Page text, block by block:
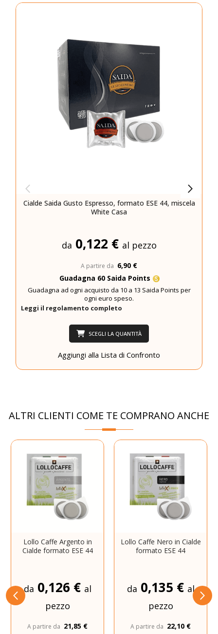
Cialde Saida Gusto Espresso, formato ESE 44, miscela
White Casa
da 0,122 € al pezzo
A partire da 6,90 €
Guadagna 60 Saida Points
Guadagna ad ogni acquisto da 10 a 13 Saida Points per
ogni euro speso.
Leggi il regolamento completo
SCEGLI LA QUANTITÀ
Aggiungi alla Lista di Confronto
ALTRI CLIENTI COME TE COMPRANO ANCHE
Lollo Caffe Argento in
Cialde formato ESE 44
da 0,126 € al
pezzo
A partire da 21,85 €
Lollo Caffe Nero in Cialde
formato ESE 44
da 0,135 € al
pezzo
A partire da 22,10 €